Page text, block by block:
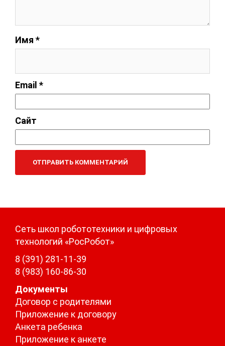
Имя *
Email *
Сайт
Сеть школ робототехники и цифровых
технологий «РосРобот»
8 (391) 281-11-39
8 (983) 160-86-30
Документы
Договор с родителями
Приложение к договору
Анкета ребенка
Приложение к анкете